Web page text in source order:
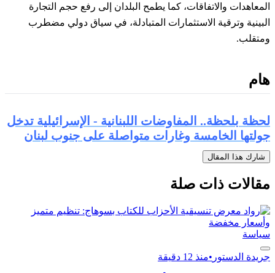
المعاهدات والاتفاقات، كما يطمح البلدان إلى رفع حجم التجارة
البينية وترقية الاستثمارات المتبادلة، في سياق دولي مضطرب
ومتقلب.
هام
لحظة بلحظة.. المفاوضات اللبنانية - الإسرائيلية تدخل
جولتها الخامسة وغارات متواصلة على جنوب لبنان
شارك هذا المقال
مقالات ذات صلة
سياسة
جريدة الدستور •منذ 12 دقيقة